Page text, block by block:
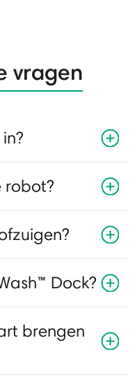
vragen
robot?
Dock?
brengen